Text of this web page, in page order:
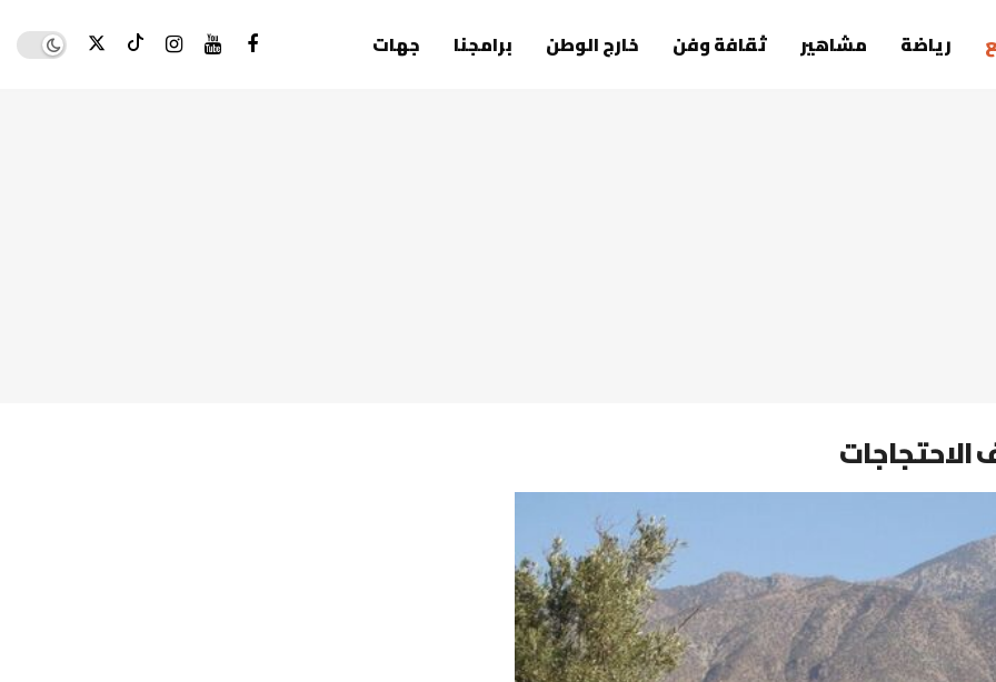
رياضة مشاهير ثقافة وفن خارج الوطن برامجنا جهات mode
الاحتجاجات